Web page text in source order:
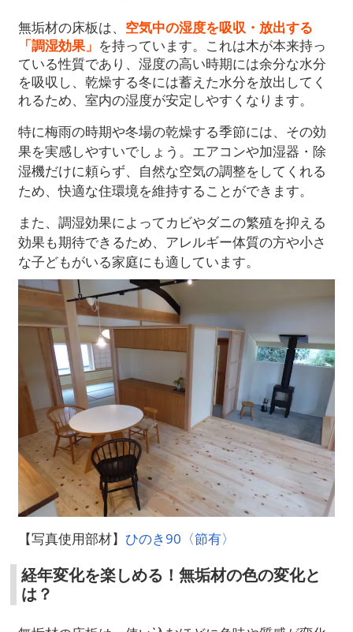
無垢材の床板は、 空気中の湿度を吸収・放出する
「調湿効果」 を持っています。これは木が本来持っ
ている性質であり、湿度の高い時期には余分な水分
を吸収し、乾燥する冬には蓄えた水分を放出してく
れるため、室内の湿度が安定しやすくなります。
特に梅雨の時期や冬場の乾燥する季節には、その効
果を実感しやすいでしょう。エアコンや加湿器・除
湿機だけに頼らず、自然な空気の調整をしてくれる
ため、快適な住環境を維持することができます。
また、調湿効果によってカビやダニの繁殖を抑える
効果も期待できるため、アレルギー体質の方や小さ
な子どもがいる家庭にも適しています。
【写真使用部材】ひのき90〈節有〉
経年変化を楽しめる！無垢材の色の変化と
は？